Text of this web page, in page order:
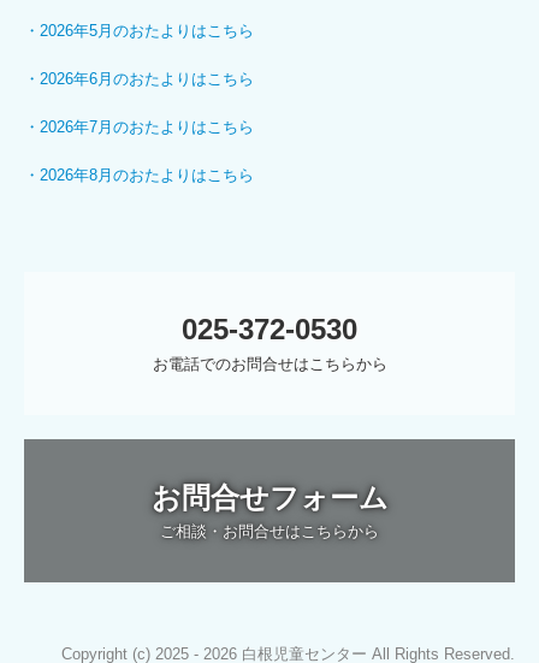
・ 2026年5月のおたよりはこちら
・ 2026年6月のおたよりはこちら
・ 2026年7月のおたよりはこちら
・2026年8月のおたよりはこちら
025-372-0530
お電話でのお問合せはこちらから
お問合せフォーム
ご相談・お問合せはこちらから
Copyright (c) 2025 - 2026 白根児童センター All Rights Reserved.